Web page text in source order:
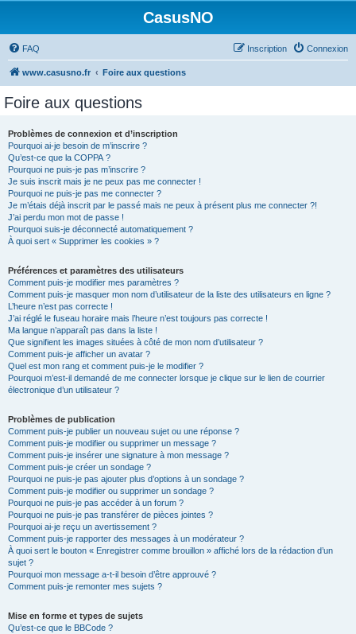
CasusNO
FAQ Connexion
Inscription
www.casusno.fr Foire aux questions
Foire aux questions
Problèmes de connexion et d’inscription
Pourquoi ai-je besoin de m’inscrire ?
Qu’est-ce que la COPPA ?
Pourquoi ne puis-je pas m’inscrire ?
Je suis inscrit mais je ne peux pas me connecter !
Pourquoi ne puis-je pas me connecter ?
Je m’étais déjà inscrit par le passé mais ne peux à présent plus me connecter ?!
J’ai perdu mon mot de passe !
Pourquoi suis-je déconnecté automatiquement ?
À quoi sert « Supprimer les cookies » ?
Préférences et paramètres des utilisateurs
Comment puis-je modifier mes paramètres ?
Comment puis-je masquer mon nom d’utilisateur de la liste des utilisateurs en ligne ?
L’heure n’est pas correcte !
J’ai réglé le fuseau horaire mais l’heure n’est toujours pas correcte !
Ma langue n’apparaît pas dans la liste !
Que signifient les images situées à côté de mon nom d’utilisateur ?
Comment puis-je afficher un avatar ?
Quel est mon rang et comment puis-je le modifier ?
Pourquoi m’est-il demandé de me connecter lorsque je clique sur le lien de courrier
électronique d’un utilisateur ?
Problèmes de publication
Comment puis-je publier un nouveau sujet ou une réponse ?
Comment puis-je modifier ou supprimer un message ?
Comment puis-je insérer une signature à mon message ?
Comment puis-je créer un sondage ?
Pourquoi ne puis-je pas ajouter plus d’options à un sondage ?
Comment puis-je modifier ou supprimer un sondage ?
Pourquoi ne puis-je pas accéder à un forum ?
Pourquoi ne puis-je pas transférer de pièces jointes ?
Pourquoi ai-je reçu un avertissement ?
Comment puis-je rapporter des messages à un modérateur ?
À quoi sert le bouton « Enregistrer comme brouillon » affiché lors de la rédaction d’un
sujet ?
Pourquoi mon message a-t-il besoin d’être approuvé ?
Comment puis-je remonter mes sujets ?
Mise en forme et types de sujets
Qu’est-ce que le BBCode ?